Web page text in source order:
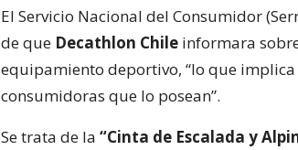
El Servicio Nacional del Consumidor
de que Decathlon Chile informara
equipamiento deportivo, “lo que
consumidoras que lo posean”.
Se trata de la “Cinta de Escalada y